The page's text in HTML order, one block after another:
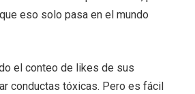
eso solo pasa en el mundo
el conteo de likes de sus
conductas tóxicas. Pero es fácil